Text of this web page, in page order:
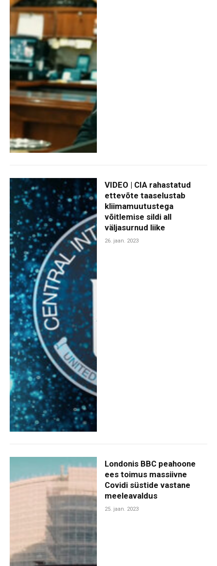
VIDEO | CIA rahastatud
ettevõte taaselustab
kliimamuutustega
võitlemise sildi all
väljasurnud liike
26. jaan. 2023
Londonis BBC peahoone
ees toimus massiivne
Covidi süstide vastane
meeleavaldus
25. jaan. 2023